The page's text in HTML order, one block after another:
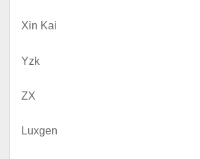
Xin Kai
Yzk
ZX
Luxgen